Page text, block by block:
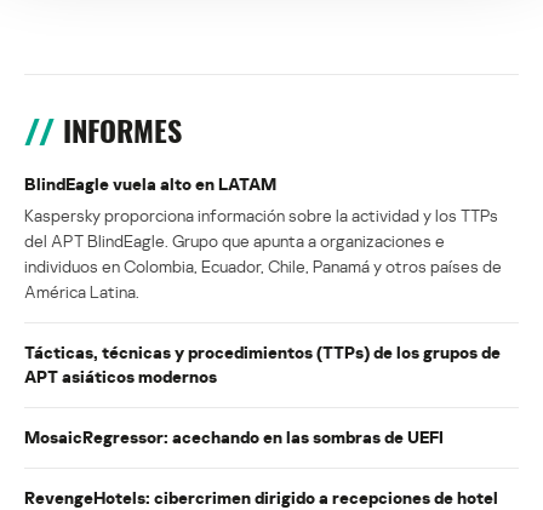
INFORMES
BlindEagle vuela alto en LATAM
Kaspersky proporciona información sobre la actividad y los TTPs
del APT BlindEagle. Grupo que apunta a organizaciones e
individuos en Colombia, Ecuador, Chile, Panamá y otros países de
América Latina.
Tácticas, técnicas y procedimientos (TTPs) de los grupos de
APT asiáticos modernos
MosaicRegressor: acechando en las sombras de UEFI
RevengeHotels: cibercrimen dirigido a recepciones de hotel